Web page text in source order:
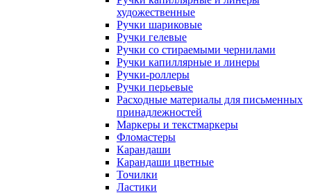
художественные
Ручки шариковые
Ручки гелевые
Ручки со стираемыми чернилами
Ручки капиллярные и линеры
Ручки-роллеры
Ручки перьевые
Расходные материалы для письменных
принадлежностей
Маркеры и текстмаркеры
Фломастеры
Карандаши
Карандаши цветные
Точилки
Ластики